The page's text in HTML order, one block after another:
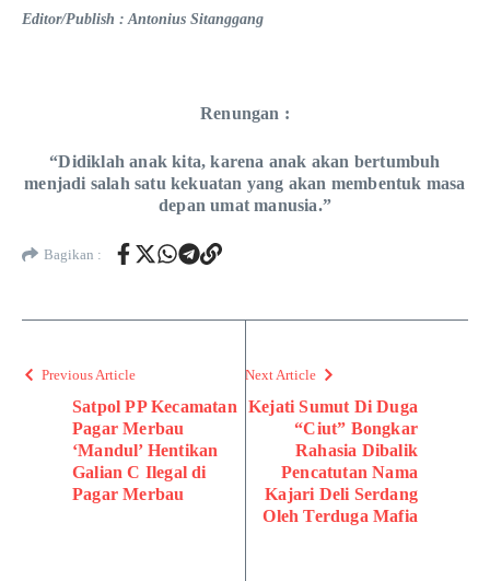
Editor/Publish : Antonius Sitanggang
Renungan :
“Didiklah anak kita, karena anak akan bertumbuh
menjadi salah satu kekuatan yang akan membentuk masa
depan umat manusia.”
Bagikan :
Previous Article
Satpol PP Kecamatan
Pagar Merbau
‘Mandul’ Hentikan
Galian C Ilegal di
Pagar Merbau
Next Article
Kejati Sumut Di Duga
“Ciut” Bongkar
Rahasia Dibalik
Pencatutan Nama
Kajari Deli Serdang
Oleh Terduga Mafia